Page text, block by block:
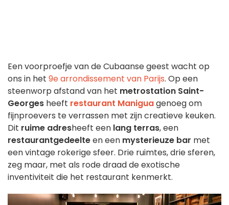
Een voorproefje van de Cubaanse geest wacht op
ons in het 9e arrondissement van Parijs. Op een
steenworp afstand van het metrostation Saint-
Georges heeft restaurant Maniguagenoeg om
fijnproevers te verrassen met zijn creatieve keuken.
Dit ruime adresheeft een lang terras, een
restaurantgedeelteen een mysterieuze bar met
een vintage rokerige sfeer. Drie ruimtes, drie sferen,
zeg maar, met als rode draad de exotische
inventiviteit die het restaurant kenmerkt.